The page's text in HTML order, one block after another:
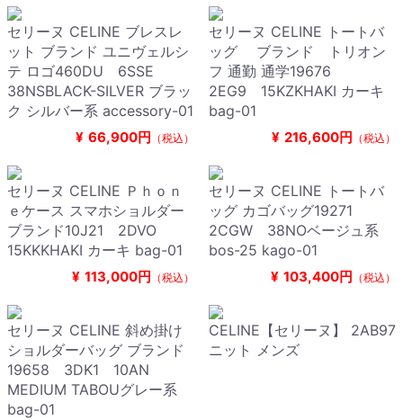
セリーヌ CELINE ブレスレ
ット ブランド ユニヴェルシ
テ ロゴ460DU 6SSE
38NSBLACK-SILVER ブラッ
ク シルバー系 accessory-01
¥ 66,900円 （税込）
セリーヌ CELINE トートバ
ッグ ブランド トリオン
フ 通勤 通学19676
2EG9 15KZKHAKI カーキ
bag-01
¥ 216,600円 （税込）
セリーヌ CELINE Ｐｈｏｎ
ｅケース スマホショルダー
ブランド10J21 2DVO
15KKKHAKI カーキ bag-01
¥ 113,000円 （税込）
セリーヌ CELINE トートバ
ッグ カゴバッグ19271
2CGW 38NOベージュ系
bos-25 kago-01
¥ 103,400円 （税込）
セリーヌ CELINE 斜め掛け
ショルダーバッグ ブランド
19658 3DK1 10AN
MEDIUM TABOUグレー系
bag-01
CELINE【セリーヌ】 2AB97
ニット メンズ